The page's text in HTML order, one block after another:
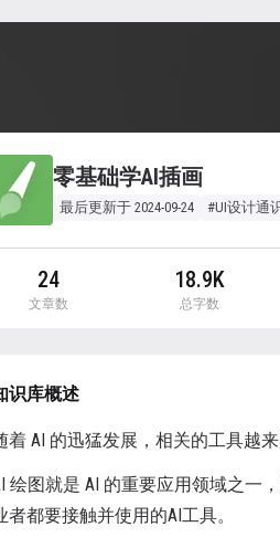
零基础学AI插画
最后更新于 2024-09-24 #UI设计通
24
文章数
18.9K
总字数
识库概述
着 AI 的迅猛发展，相关的工具越
绘图就是 AI 的重要应用领域之一
者都要接触并使用的AI工具。